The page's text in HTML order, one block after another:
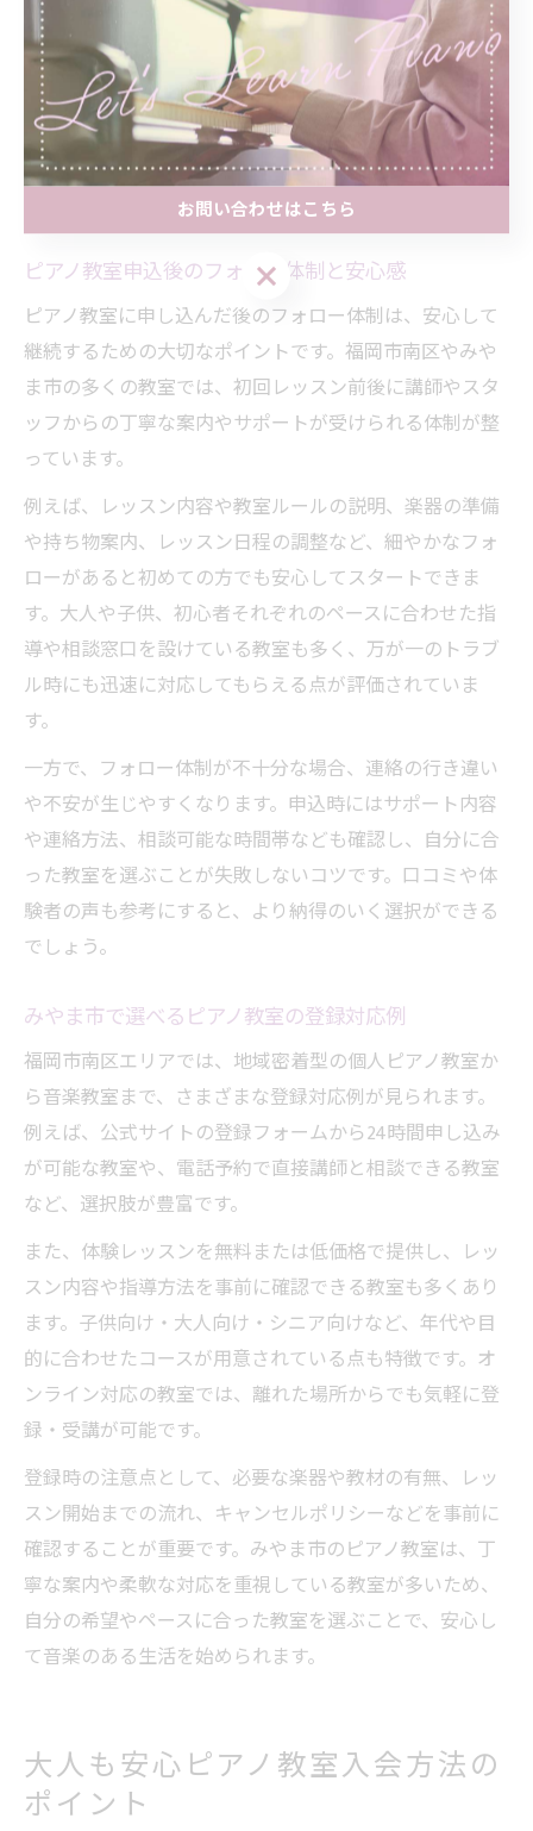
ただし、人気の高い教室では定員に達している場合や、
講師のスケジュール調整が必要な場合もあるため、早め
の問い合わせや複数教室の比較検討が失敗を防ぐコツで
す。特に新年度や長期休暇前後は申込が集中しやすいた
め、スケジュールに余裕を持って手続きを進めましょ
ピアノ教室申込後のフォロー体制と安心感
ピアノ教室に申し込んだ後のフォロー体制は、安心して
継続するための大切なポイントです。福岡市南区やみや
ま市の多くの教室では、初回レッスン前後に講師やスタ
ッフからの丁寧な案内やサポートが受けられる体制が整
っています。
例えば、レッスン内容や教室ルールの説明、楽器の準備
や持ち物案内、レッスン日程の調整など、細やかなフォ
ローがあると初めての方でも安心してスタートできま
す。大人や子供、初心者それぞれのペースに合わせた指
導や相談窓口を設けている教室も多く、万が一のトラブ
ル時にも迅速に対応してもらえる点が評価されていま
す。
一方で、フォロー体制が不十分な場合、連絡の行き違い
や不安が生じやすくなります。申込時にはサポート内容
や連絡方法、相談可能な時間帯なども確認し、自分に合
った教室を選ぶことが失敗しないコツです。口コミや体
験者の声も参考にすると、より納得のいく選択ができる
でしょう。
みやま市で選べるピアノ教室の登録対応例
福岡市南区エリアでは、地域密着型の個人ピアノ教室か
ら音楽教室まで、さまざまな登録対応例が見られます。
例えば、公式サイトの登録フォームから24時間申し込み
が可能な教室や、電話予約で直接講師と相談できる教室
など、選択肢が豊富です。
また、体験レッスンを無料または低価格で提供し、レッ
スン内容や指導方法を事前に確認できる教室も多くあり
ます。子供向け・大人向け・シニア向けなど、年代や目
的に合わせたコースが用意されている点も特徴です。オ
ンライン対応の教室では、離れた場所からでも気軽に登
録・受講が可能です。
登録時の注意点として、必要な楽器や教材の有無、レッ
スン開始までの流れ、キャンセルポリシーなどを事前に
確認することが重要です。みやま市のピアノ教室は、丁
寧な案内や柔軟な対応を重視している教室が多いため、
自分の希望やペースに合った教室を選ぶことで、安心し
て音楽のある生活を始められます。
大人も安心ピアノ教室入会方法の
ポイント
お問い合わせはこちら
お問い合わせはこちら